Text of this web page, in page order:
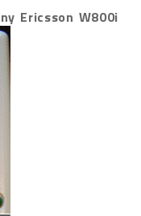
Ericsson W800i